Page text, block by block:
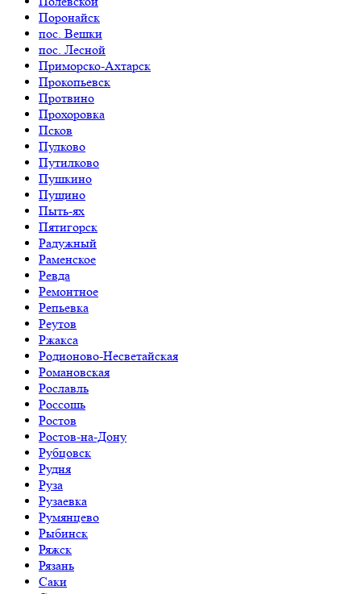
Поронайск
пос. Вешки
пос. Лесной
Приморско-Ахтарск
Прокопьевск
Протвино
Прохоровка
Псков
Пулково
Путилково
Пушкино
Пущино
Пыть-ях
Пятигорск
Радужный
Раменское
Ревда
Ремонтное
Репьевка
Реутов
Ржакса
Родионово-Несветайская
Романовская
Рославль
Россошь
Ростов
Ростов-на-Дону
Рубцовск
Рудня
Руза
Рузаевка
Румянцево
Рыбинск
Ряжск
Рязань
Саки